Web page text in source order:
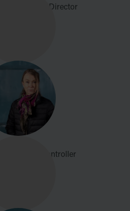
Creative Director
Business Controller